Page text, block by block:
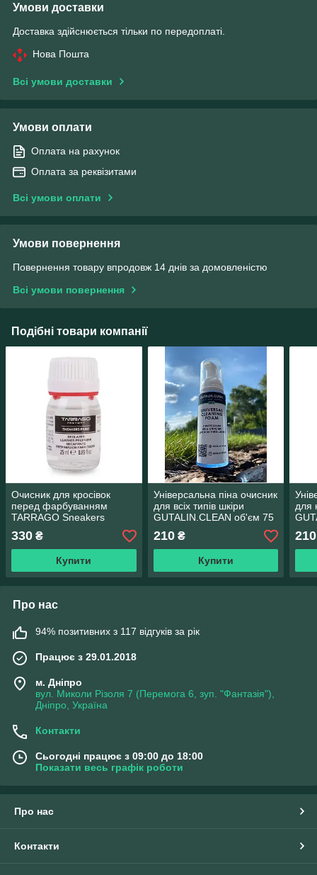
Умови доставки
Доставка здійснюється тільки по передоплаті.
Нова Пошта
Всі умови доставки
Умови оплати
Оплата на рахунок
Оплата за реквізитами
Всі умови оплати
Умови повернення
Повернення товару впродовж 14 днів за домовленістю
Всі умови повернення
Подібні товари компанії
Очисник для кросівок
перед фарбуванням
TARRAGO Sneakers
330 ₴
Купити
Універсальна піна очисник
для всіх типів шкіри
GUTALIN.CLEAN об'єм 75
210₴
Купити
для
210
Про нас
94% позитивних з 117 відгуків за рік
Працює з 29.01.2018
м. Дніпро
вул. Миколи Різоля 7 (Перемога 6, зуп. "Фантазія"),
Дніпро, Україна
Контакти
Сьогодні працює з 09:00 до 18:00
Показати весь графік роботи
Про нас
Контакти